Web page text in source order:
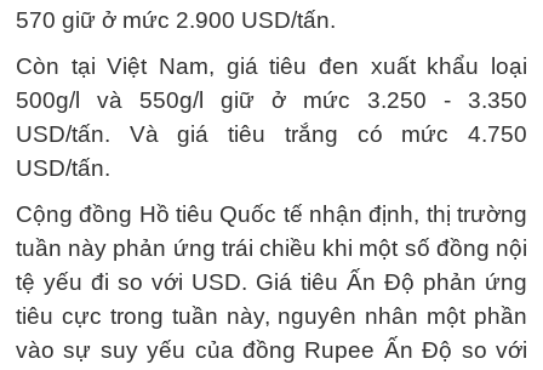
570 giữ ở mức 2.900 USD/tấn.
Còn tại Việt Nam, giá tiêu đen xuất khẩu loại
500g/l và 550g/l giữ ở mức 3.250 - 3.350
USD/tấn. Và giá tiêu trắng có mức 4.750
USD/tấn.
Cộng đồng Hồ tiêu Quốc tế nhận định, thị trường
tuần này phản ứng trái chiều khi một số đồng nội
tệ yếu đi so với USD. Giá tiêu Ấn Độ phản ứng
tiêu cực trong tuần này, nguyên nhân một phần
vào sự suy yếu của đồng Rupee Ấn Độ so với